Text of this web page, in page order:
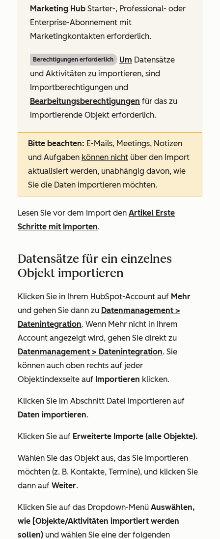
Marketing Hub Starter-, Professional- oder
Enterprise-Abonnement mit
Marketingkontakten erforderlich.
Berechtigungen erforderlich Um Datensätze
und Aktivitäten zu importieren, sind
Importberechtigungen und
Bearbeitungsberechtigungen für das zu
importierende Objekt erforderlich.
Bitte beachten: E-Mails, Meetings, Notizen
und Aufgaben können nicht über den Import
aktualisiert werden, unabhängig davon, wie
Sie die Daten importieren möchten.
Lesen Sie vor dem Import den Artikel Erste
Schritte mit Importen.
Datensätze für ein einzelnes
Objekt importieren
Klicken Sie in Ihrem HubSpot-Account auf Mehr
und gehen Sie dann zu Datenmanagement >
Datenintegration. Wenn Mehr nicht in Ihrem
Account angezeigt wird, gehen Sie direkt zu
Datenmanagement > Datenintegration. Sie
können auch oben rechts auf jeder
Objektindexseite auf Importieren klicken.
Klicken Sie im Abschnitt Datei importieren auf
Daten importieren.
Klicken Sie auf Erweiterte Importe (alle Objekte).
Wählen Sie das Objekt aus, das Sie importieren
möchten (z. B. Kontakte, Termine), und klicken Sie
dann auf Weiter.
Klicken Sie auf das Dropdown-Menü Auswählen,
wie [Objekte/Aktivitäten importiert werden
sollen) und wählen Sie eine der folgenden